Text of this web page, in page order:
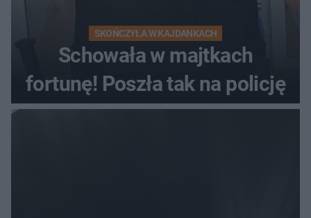
SKOŃCZYŁA W KAJDANKACH
Schowała w majtkach
fortunę! Poszła tak na policję